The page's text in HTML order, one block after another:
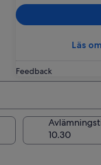
Läs
Feedback